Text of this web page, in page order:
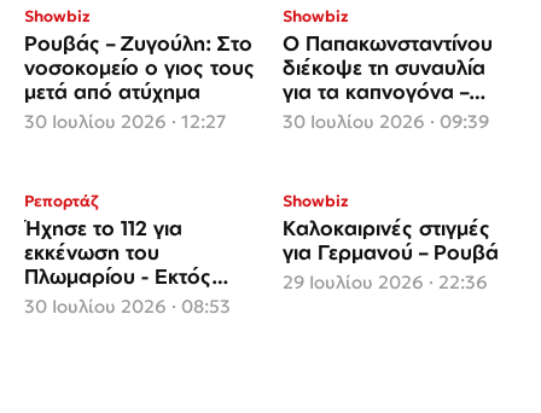
Showbiz
Ρουβάς – Ζυγούλη: Στο
νοσοκομείο ο γιος τους
μετά από ατύχημα
30 Ιουλίου 2026 · 12:27
Showbiz
Ο Παπακωνσταντίνου
διέκοψε τη συναυλία
για τα καπνογόνα –
«Δύο άνθρωποι κάηκαν
30 Ιουλίου 2026 · 09:39
Ρεπορτάζ
Ήχησε το 112 για
εκκένωση του
Πλωμαρίου - Εκτός
ελέγχου η φωτιά στο
30 Ιουλίου 2026 · 08:53
Showbiz
Καλοκαιρινές στιγμές
για Γερμανού – Ρουβά
29 Ιουλίου 2026 · 22:36